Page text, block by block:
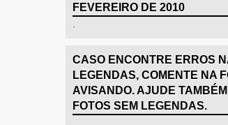
FEVEREIRO DE 2010
CASO ENCONTRE ERROS
LEGENDAS, COMENTE NA
AVISANDO. AJUDE
FOTOS SEM LEGENDAS.